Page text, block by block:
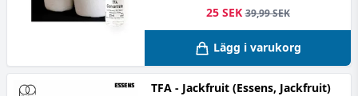
25 SEK 39,99 SEK
Lägg i varukorg
TFA - Jackfruit (Essens, Jackfruit)